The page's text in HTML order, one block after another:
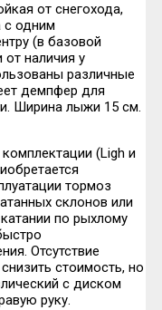
от снегохода,
с одним
(в базовой
наличия у
различные
демпфер для
Ширина лыжи 15 см.
(Ligh и
тормоз
склонов или
по рыхлому
Отсутствие
стоимость, но
с диском
руку.